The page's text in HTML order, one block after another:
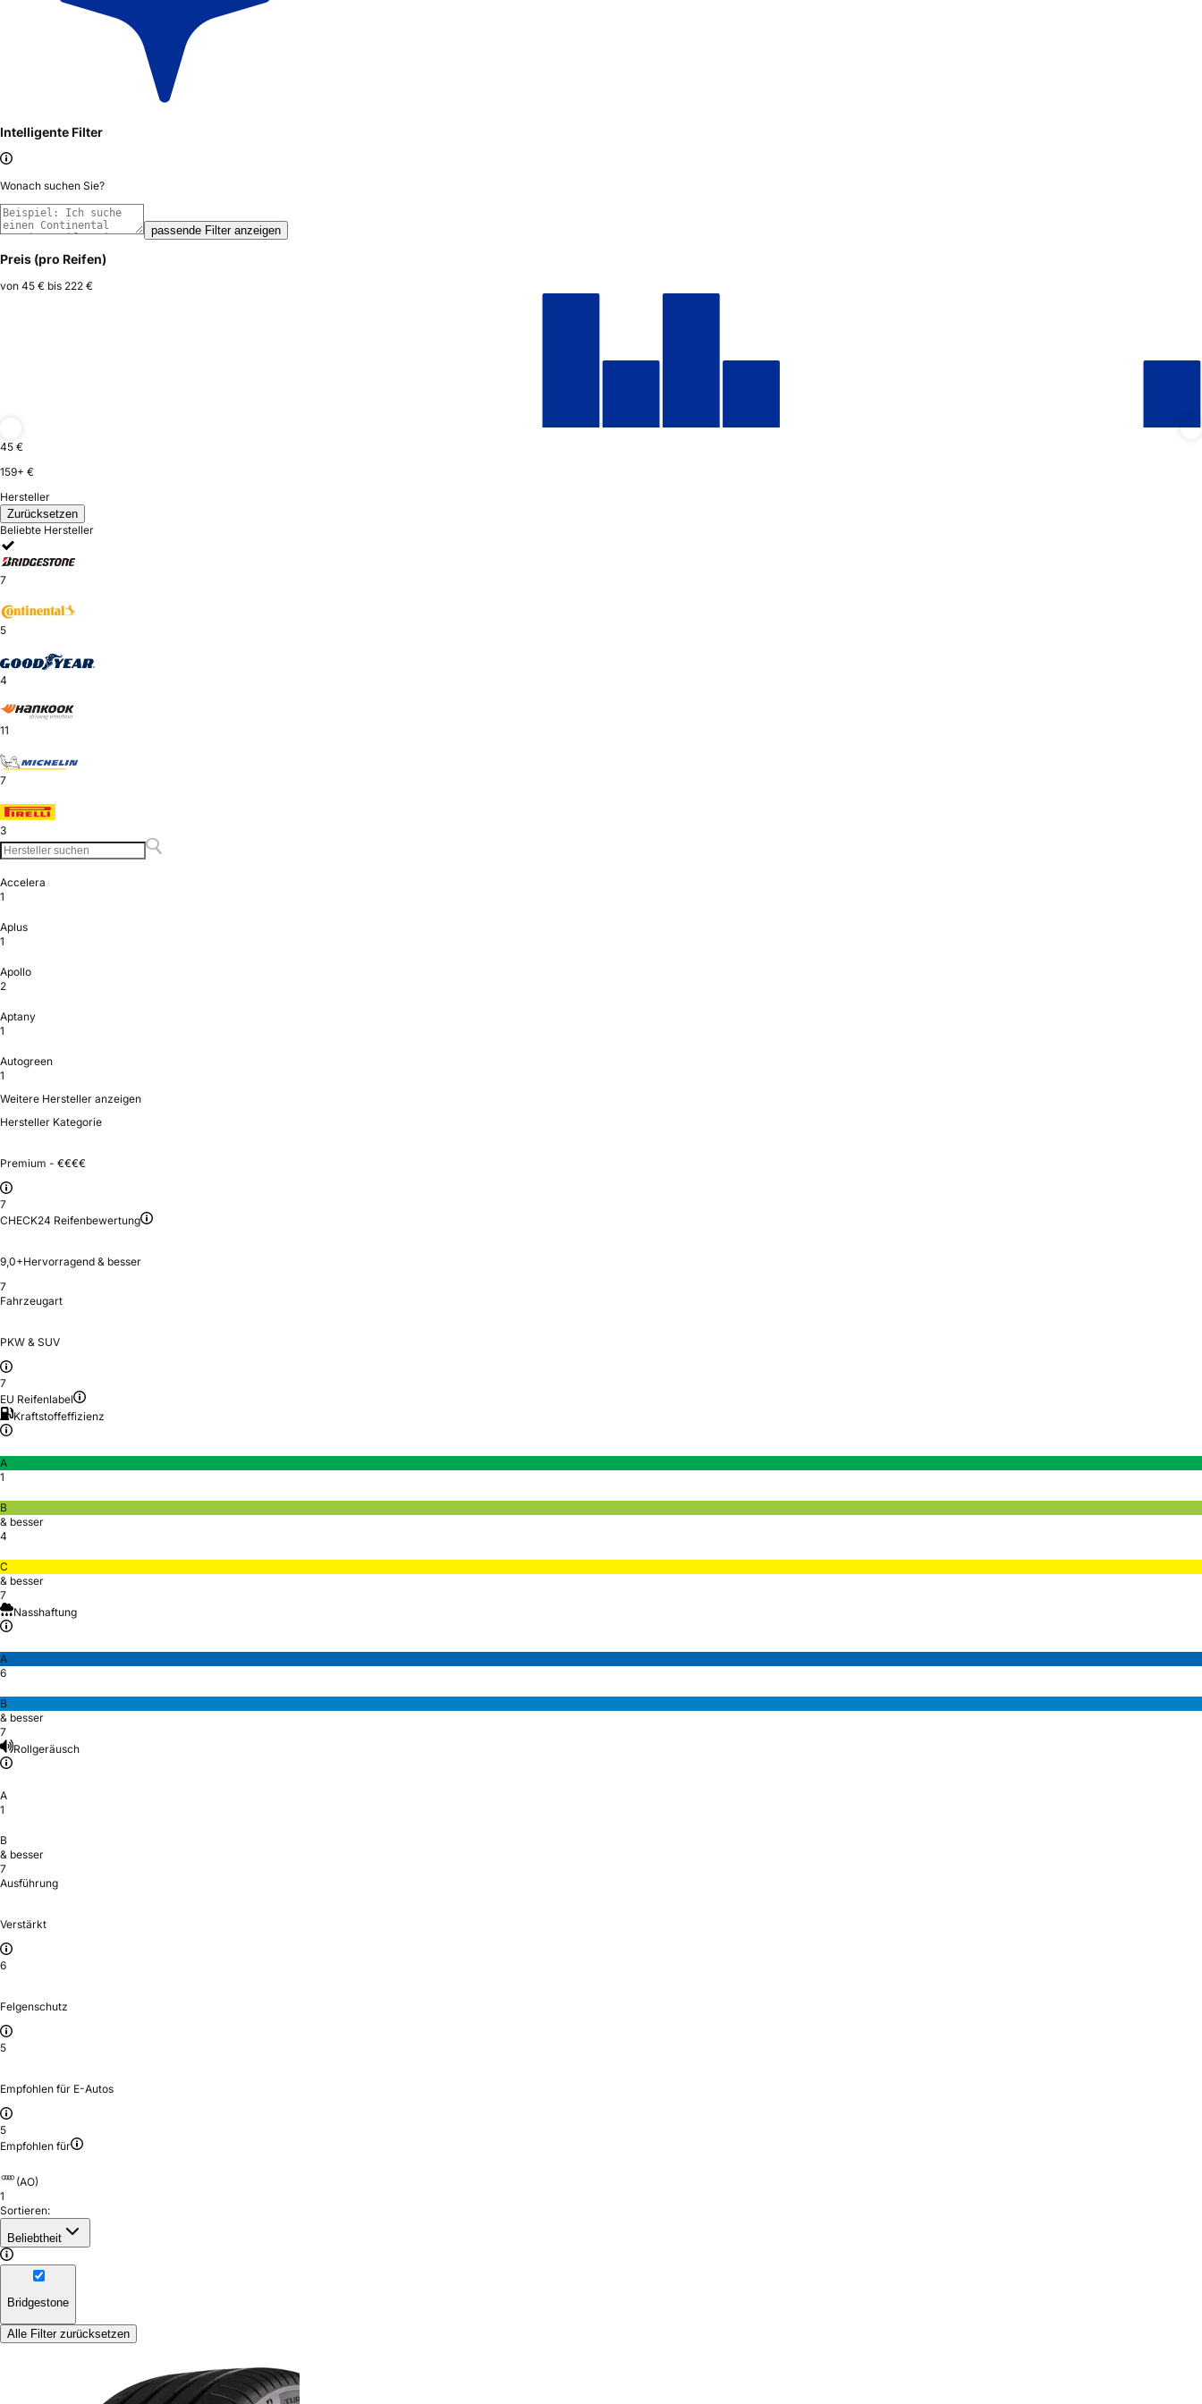
Intelligente Filter
Wonach suchen Sie?
passende Filter anzeigen
Preis (pro Reifen)
von 45 € bis 222 €
45 €
159+ €
Hersteller
Zurücksetzen
Beliebte Hersteller
7
5
4
11
7
3
Accelera
1
Aplus
1
Apollo
2
Aptany
1
Autogreen
1
Weitere Hersteller anzeigen
Hersteller Kategorie
Premium - €€€€
7
CHECK24 Reifenbewertung
9,0+Hervorragend & besser
7
Fahrzeugart
PKW & SUV
7
EU Reifenlabel
Kraftstoffeffizienz
A
1
B
& besser
4
C
& besser
7
Nasshaftung
A
6
B
& besser
7
Rollgeräusch
A
1
B
& besser
7
Ausführung
Verstärkt
6
Felgenschutz
5
Empfohlen für E-Autos
5
Empfohlen für
(AO)
1
Sortieren:
Beliebtheit
Bridgestone
Alle Filter zurücksetzen